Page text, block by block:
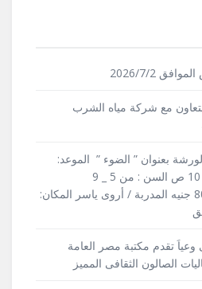
2026/7/2
مع شركة مياه الشرب
بعنوان ” الضوء ” الموعد:
الأربعاء 2026/7/1 الساعة 10 ص السن : من 5 _ 9
سنوات تكلفة الاشتراك : 80 جنيه المدربة / أروى ياسر المكان:
وعياَ تقدم مكتبة مصر العامة
الصالون الثقافى المميز